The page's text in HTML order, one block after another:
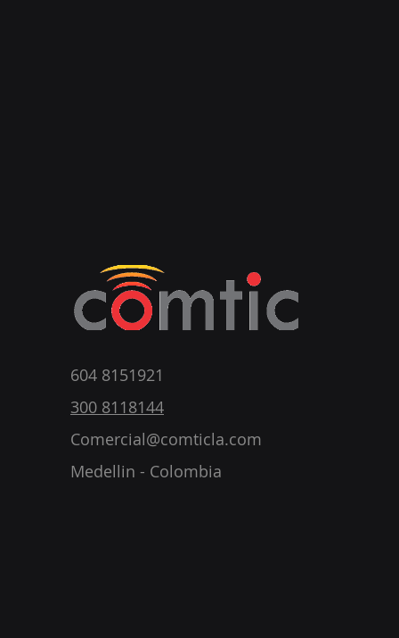
604 8151921
300 8118144
Comercial@comticla.com
Medellin - Colombia